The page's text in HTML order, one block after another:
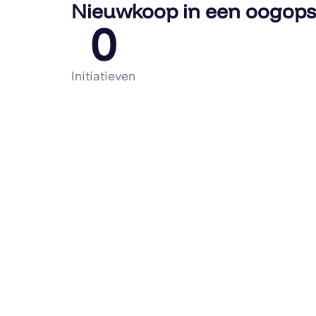
Nieuwkoop in een
0
Initiatieven